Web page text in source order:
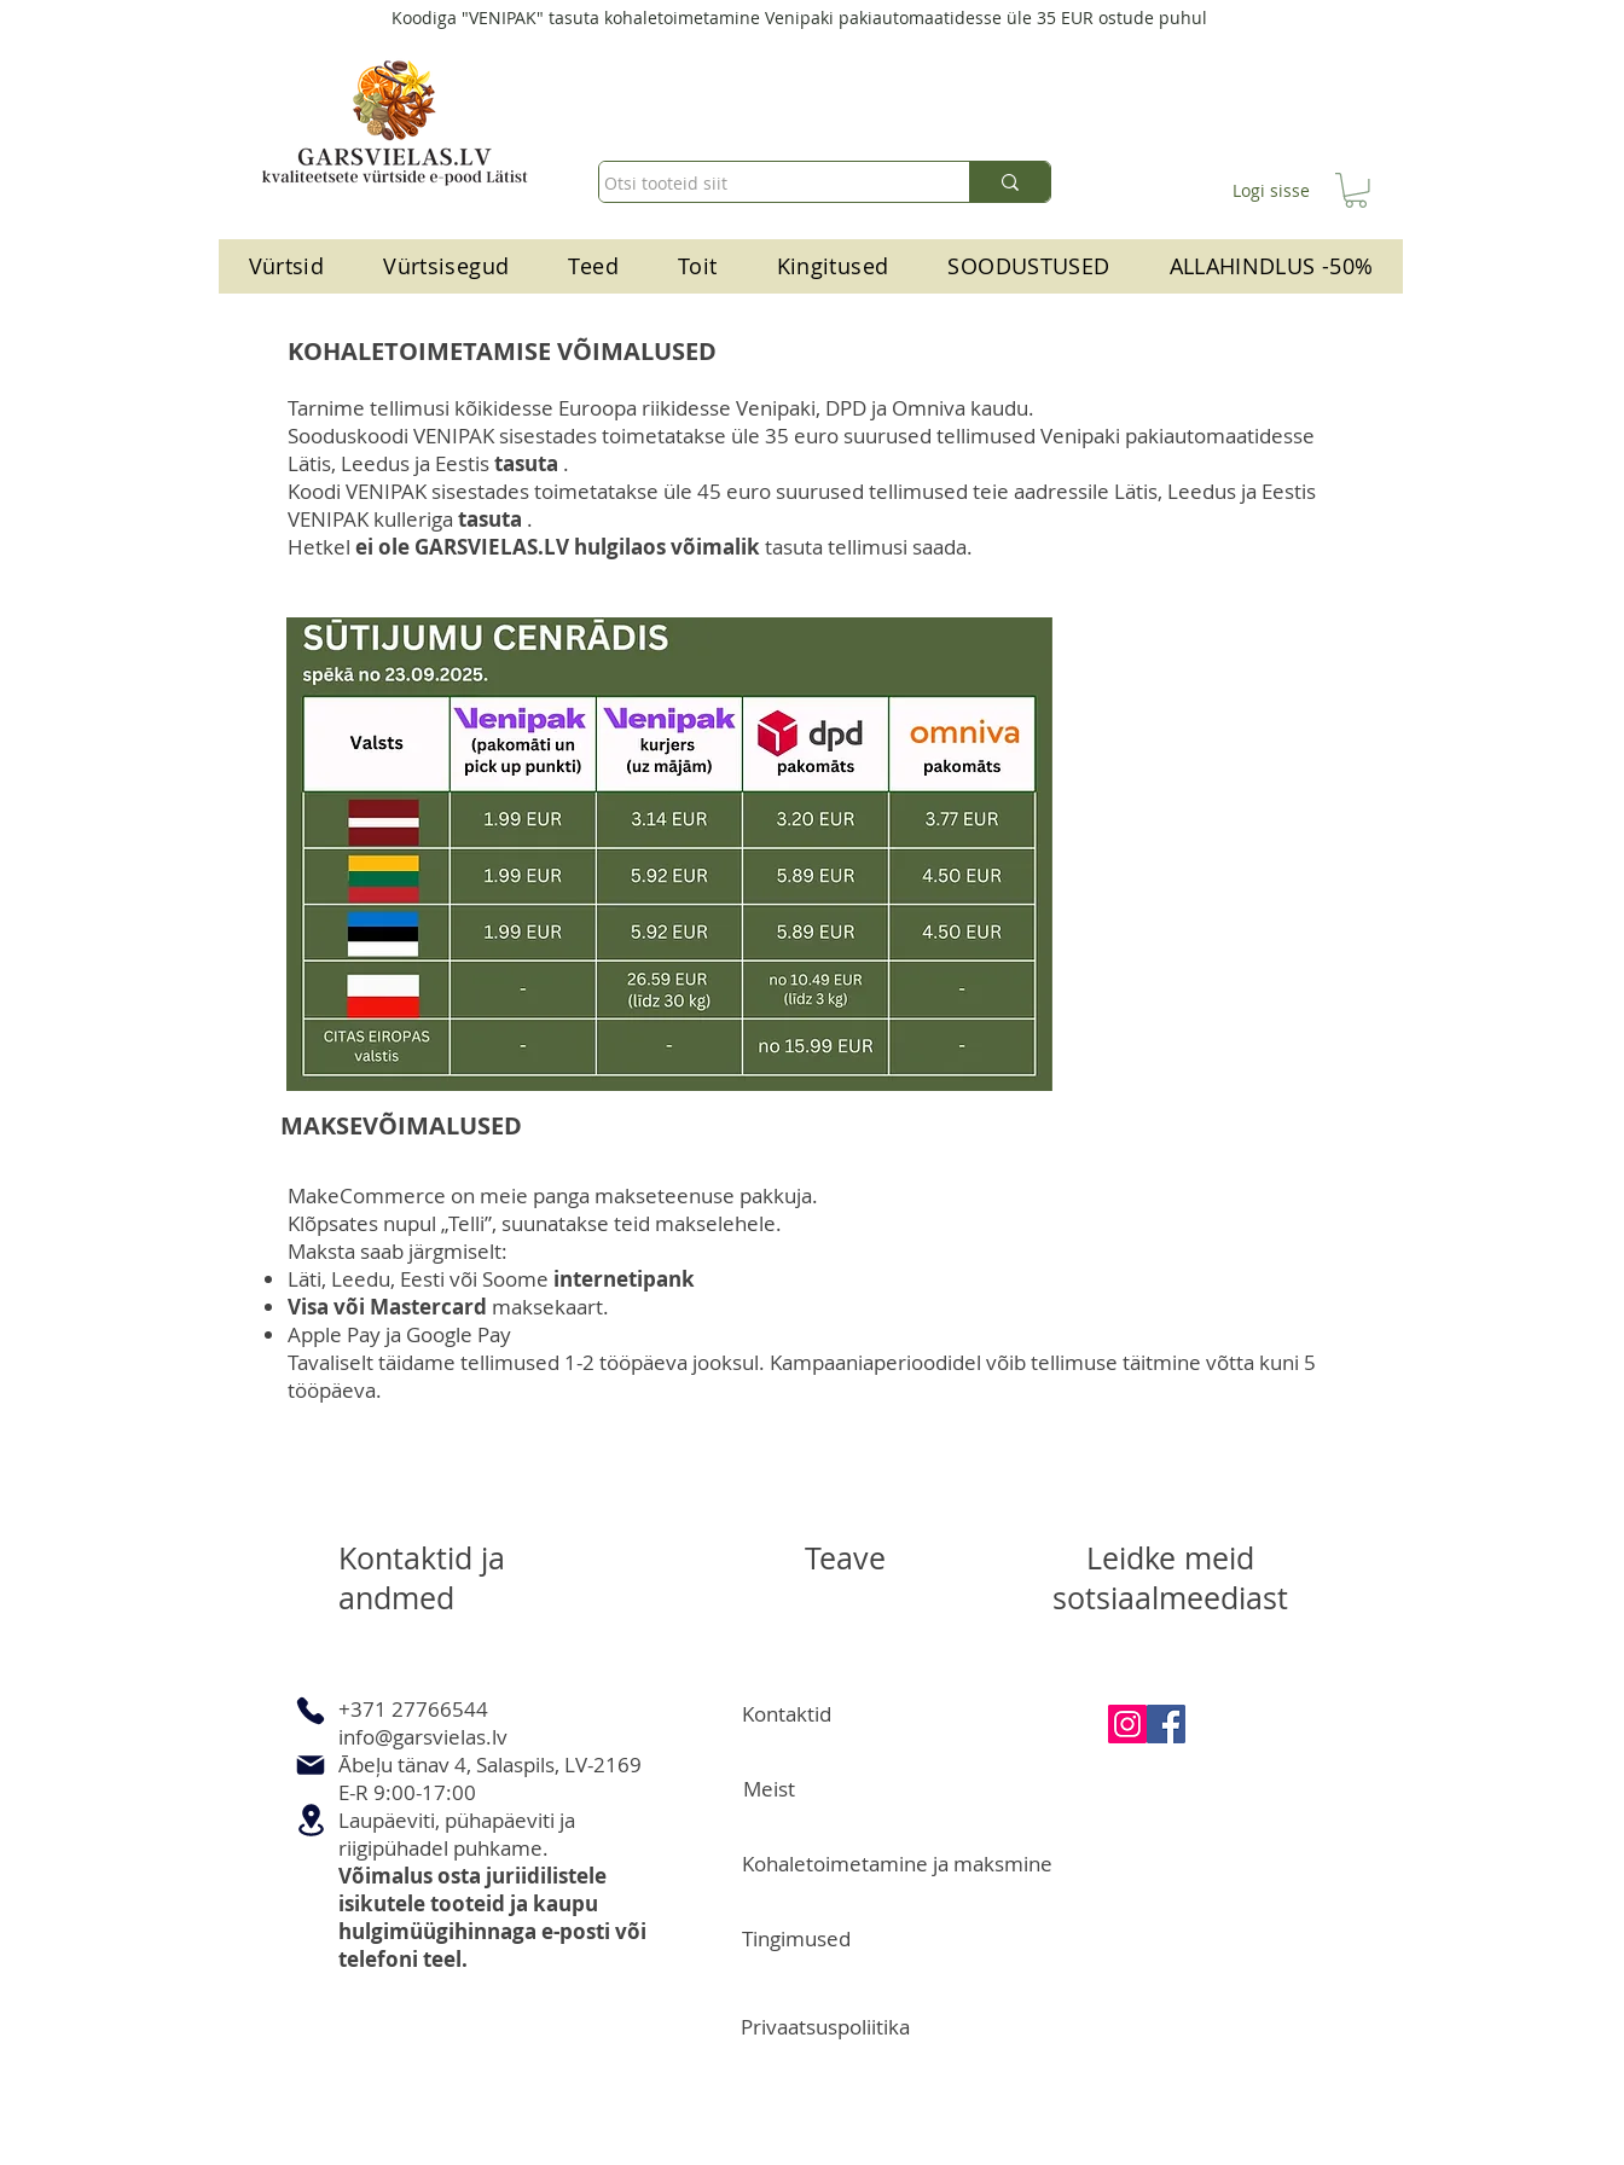
Koodiga "VENIPAK" tasuta kohaletoimetamine Venipaki pakiautomaatidesse üle 35 EUR ostude puhul
Logi sisse
Vürtsid Vürtsisegud Teed Toit Kingitused SOODUSTUSED ALLAHINDLUS -50%
KOHALETOIMETAMISE VÕIMALUSED
Tarnime tellimusi kõikidesse Euroopa riikidesse Venipaki, DPD ja Omniva kaudu.
Sooduskoodi VENIPAK sisestades toimetatakse üle 35 euro suurused tellimused Venipaki pakiautomaatidesse
Lätis, Leedus ja Eestistasuta .
Koodi VENIPAK sisestadestoimetatakse üle 45 euro suurused tellimused teie aadressile Lätis, Leedus ja Eestis
VENIPAK kulleriga tasuta .
Hetkel ei ole GARSVIELAS.LV hulgilaos võimalik tasuta tellimusi saada.
MAKSEVÕIMALUSED
MakeCommerce on meie panga makseteenuse pakkuja.
Klõpsates nupul „Telli”, suunatakse teid makselehele.
Maksta saab järgmiselt:
Läti, Leedu, Eesti või Soome internetipank
Visa või Mastercard maksekaart.
Apple Pay ja Google Pay
Tavaliselt täidame tellimused 1-2 tööpäeva jooksul. Kampaaniaperioodidel võib tellimuse täitmine võtta kuni 5
tööpäeva.
Kontaktid ja
andmed
Teave
Leidke meid
sotsiaalmeediast
+371 27766544
info@garsvielas.lv
Ābeļu tänav 4, Salaspils, LV-2169
E-R 9:00-17:00
Laupäeviti, pühapäeviti ja
riigipühadel puhkame.
Võimalus osta juriidilistele
isikutele tooteid ja kaupu
hulgimüügihinnaga e-posti või
telefoni teel.
Kontaktid
Meist
Kohaletoimetamine ja maksmine
Tingimused
Privaatsuspoliitika